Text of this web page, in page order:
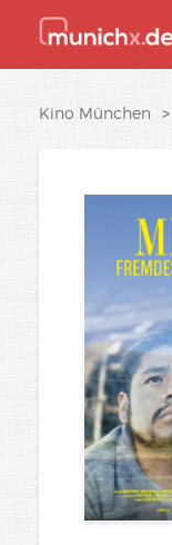
Kino München >